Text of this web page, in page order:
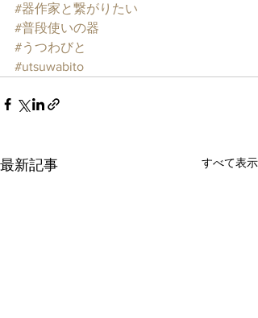
#器作家と繋がりたい
#普段使いの器
#うつわびと
#utsuwabito
最新記事 すべて表示